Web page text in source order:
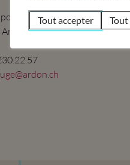
postale 21Tout accepter